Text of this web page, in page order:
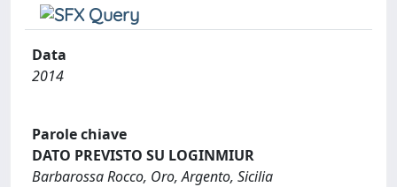
Data
2014
Parole chiave
DATO PREVISTO SU LOGINMIUR
Barbarossa Rocco, Oro, Argento, Sicilia